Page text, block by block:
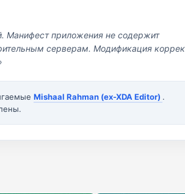
Манифест приложения не содержит
серверам. Модификация
Mishaal Rahman (ex-XDA Editor) .